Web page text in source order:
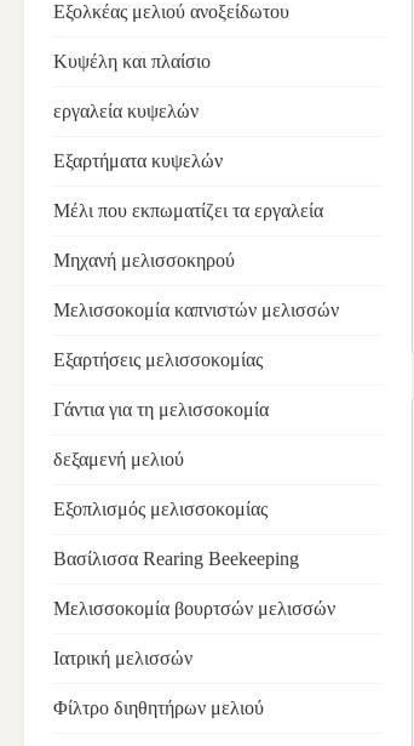
Εξολκέας μελιού ανοξείδωτου
Κυψέλη και πλαίσιο
εργαλεία κυψελών
Εξαρτήματα κυψελών
Μέλι που εκπωματίζει τα εργαλεία
Μηχανή μελισσοκηρού
Μελισσοκομία καπνιστών μελισσών
Εξαρτήσεις μελισσοκομίας
Γάντια για τη μελισσοκομία
δεξαμενή μελιού
Εξοπλισμός μελισσοκομίας
Βασίλισσα Rearing Beekeeping
Μελισσοκομία βουρτσών μελισσών
Ιατρική μελισσών
Φίλτρο διηθητήρων μελιού